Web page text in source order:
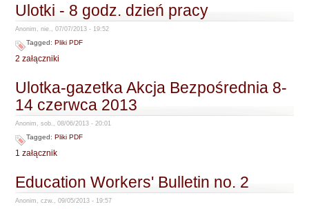
Ulotki - 8 godz. dzień pracy
Anonim, nie., 07/07/2013 - 19:52
Tagged:Pliki PDF
2 załączniki
Ulotka-gazetka Akcja Bezpośrednia 8-
14 czerwca 2013
Anonim, sob., 08/06/2013 - 20:01
Tagged:Pliki PDF
1 załącznik
Education Workers' Bulletin no. 2
Anonim, czw., 09/05/2013 - 19:57